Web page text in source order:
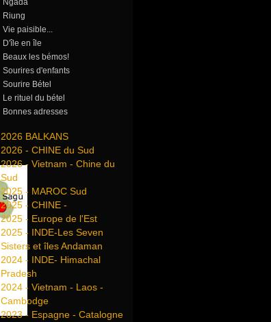
Ngada
Riung
Vie paisible...
D'île en île
Beaux les bémos!
Sourires d'enfants
Sourire Bétel
Le rituel du bétel
Bonnes adresses
2026 BALKANS
2026 - CHINE du Sud
2026 - Vietnam - Chine du
Sud
2025 - MAROC Sud
2025 - CHINE -
2025 - Europe de l'Est
2025 - INDE-Les Seven
Sisters et îles Andaman
2024 - INDE- Himachal
Pradesh
2024 - Vietnam - Laos -
Cambodge
2023 - Espagne - Catalogne